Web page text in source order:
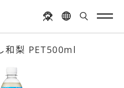
和梨 PET500ml